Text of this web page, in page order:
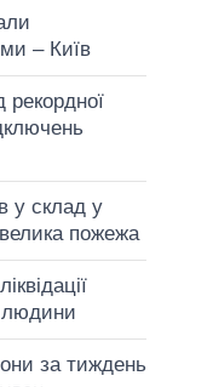
– Київ
рекордної
у склад у
пожежа
людини
за тиждень